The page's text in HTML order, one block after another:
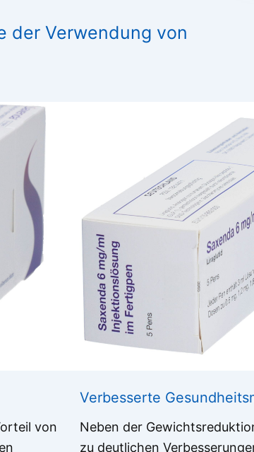
der Verwendung von
von
Verbesserte
Neben der
zu deutlichen